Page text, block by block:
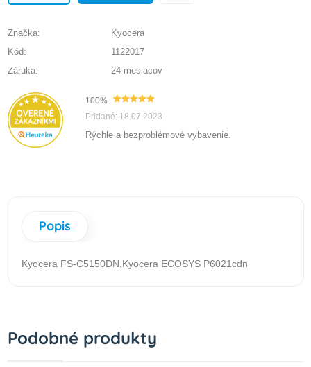
Značka:
Kyocera
Kód:
1122017
Záruka:
24 mesiacov
100%
Pridané: 18.07.2023
Rýchle a bezproblémové vybavenie.
Popis
Kyocera FS-C5150DN,Kyocera ECOSYS P6021cdn
Podobné produkty